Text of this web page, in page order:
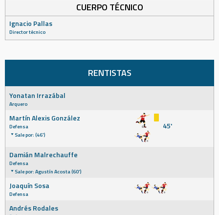
CUERPO TÉCNICO
Ignacio Pallas
Director técnico
RENTISTAS
Yonatan Irrazábal
Arquero
Martín Alexis González
Defensa
Sale por: (46')
45'
Damián Malrechauffe
Defensa
Sale por: Agustín Acosta (60')
Joaquín Sosa
Defensa
Andrés Rodales